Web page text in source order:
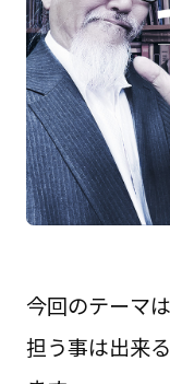
今回のテーマ
担う事は出来